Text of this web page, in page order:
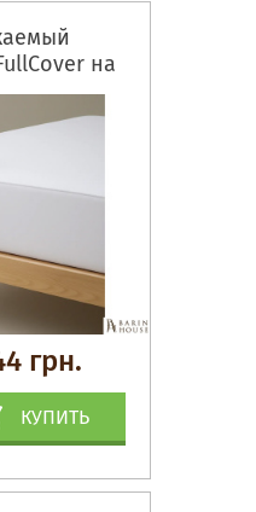
на
периметру
грн.
КУПИТЬ